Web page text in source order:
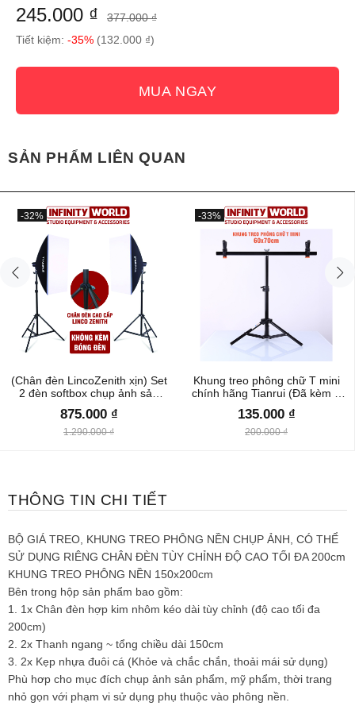
245.000 ₫
377.000 ₫
Tiết kiệm: -35% (132.000 ₫)
MUA NGAY
SẢN PHẨM LIÊN QUAN
-32%
(Chân đèn LincoZenith xịn) Set
2 đèn softbox chụp ảnh sản
phẩm/quay phim chính hãng
TIANRUI
875.000 ₫
1.290.000 ₫
-33%
Khung treo phông chữ T mini
chính hãng Tianrui (Đã kèm 2
kẹp đuôi cá)
135.000 ₫
200.000 ₫
THÔNG TIN CHI TIẾT
BỘ GIÁ TREO, KHUNG TREO PHÔNG NỀN CHỤP ẢNH, CÓ THỂ
SỬ DỤNG RIÊNG CHÂN ĐÈN TÙY CHỈNH ĐỘ CAO TỐI ĐA 200cm
KHUNG TREO PHÔNG NỀN 150x200cm
Bên trong hộp sản phẩm bao gồm:
1. 1x Chân đèn hợp kim nhôm kéo dài tùy chỉnh (độ cao tối đa
200cm)
2. 2x Thanh ngang ~ tổng chiều dài 150cm
3. 2x Kẹp nhựa đuôi cá (Khỏe và chắc chắn, thoải mái sử dụng)
Phù hơp cho mục đích chụp ảnh sản phẩm, mỹ phẩm, thời trang
nhỏ gọn với phạm vi sử dụng phụ thuộc vào phông nền.